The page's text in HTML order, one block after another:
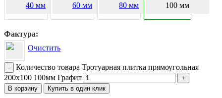
40 мм 60 мм 80 мм 100 мм
Фактура
Очистить
-
Количество товара Тротуарная плитка прямоугольная
200х100 100мм Графит
+
В корзину
Купить в один клик